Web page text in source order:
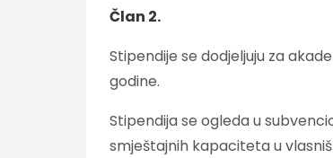
Član 2.
Stipendije se dodjeljuju za
godine.
Stipendija se ogleda u
smještajnih kapaciteta u